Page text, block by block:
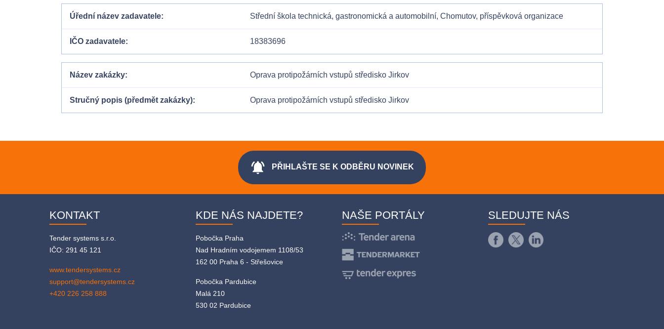
Úřední název zadavatele Střední škola technická, gastronomická a automobilní, Chomutov, příspěvková organizace
IČO zadavatele 18383696
Název zakázky Oprava protipožárních vstupů středisko Jirkov
Stručný popis (předmět zakázky) Oprava protipožárních vstupů středisko Jirkov
notifications_active PŘIHLAŠTE SE K ODBĚRU NOVINEK
KONTAKT
Tender systems s.r.o.
IČO: 291 45 121
www.tendersystems.cz
support@tendersystems.cz
+420 226 258 888
KDE NÁS NAJDETE?
Pobočka Praha
Nad Hradním vodojemem 1108/53
162 00 Praha 6 - Střešovice
Pobočka Pardubice
Malá 210
530 02 Pardubice
NAŠE PORTÁLY SLEDUJTE NÁS